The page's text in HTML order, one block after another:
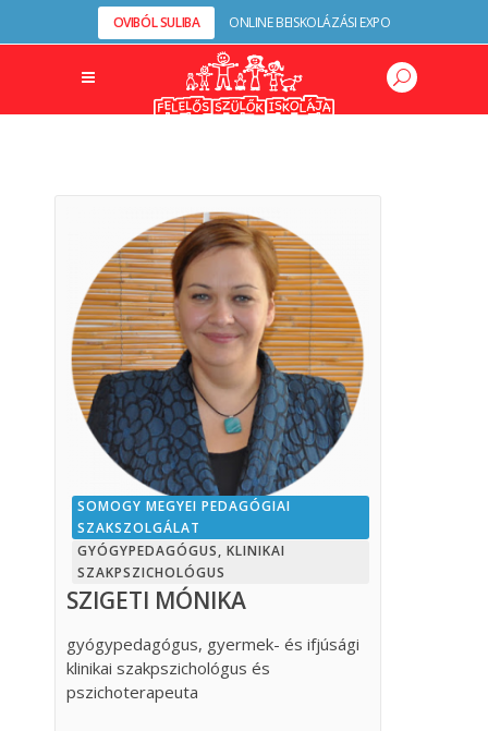
OVIBÓL SULIBA ONLINE BEISKOLÁZÁSI EXPO
SOMOGY MEGYEI PEDAGÓGIAI
SZAKSZOLGÁLAT
GYÓGYPEDAGÓGUS, KLINIKAI
SZAKPSZICHOLÓGUS
SZIGETI MÓNIKA
gyógypedagógus, gyermek- és ifjúsági
klinikai szakpszichológus és
pszichoterapeuta